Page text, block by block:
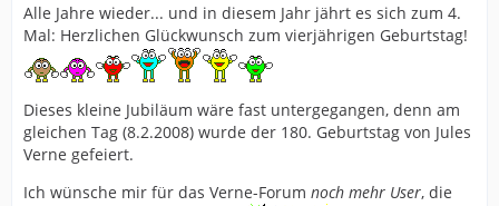
Alle Jahre wieder... und in diesem Jahr jährt es sich zum 4.
Mal: Herzlichen Glückwunsch zum vierjährigen Geburtstag!
Dieses kleine Jubiläum wäre fast untergegangen, denn am
gleichen Tag (8.2.2008) wurde der 180. Geburtstag von Jules
Verne gefeiert.
Ich wünsche mir für das Verne-Forum noch mehr User, die